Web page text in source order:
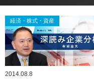
経済・株式・資産
2014.08.8